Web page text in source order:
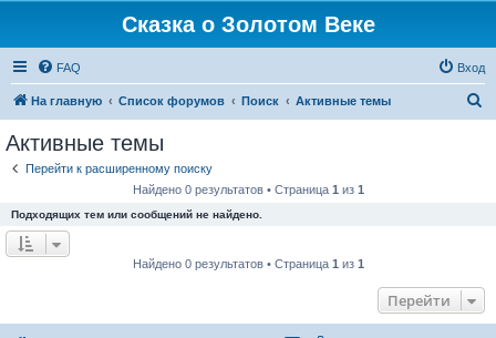
Сказка о Золотом Веке
FAQ Вход
На главную Список форумов Поиск Активные темы
Активные темы
Перейти к расширенному поиску
Найдено 0 результатов • Страница 1 из 1
Подходящих тем или сообщений не найдено.
Найдено 0 результатов • Страница 1 из 1
Перейти